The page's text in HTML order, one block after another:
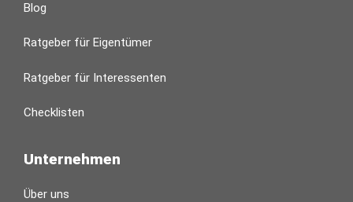
Blog
Ratgeber für Eigentümer
Ratgeber für Interessenten
Checklisten
Unternehmen
Über uns